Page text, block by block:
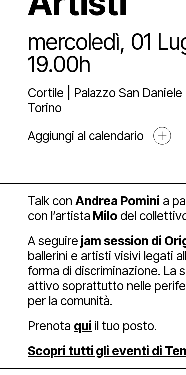
Blog
Facebook Instagram
mercoledì, 01
19.00h
Cortile | Palazzo San
Torino
Aggiungi al calendario
Talk con Andrea Pomini a
con l’artista Milo del
A seguire jam session di
ballerini e artisti visivi legati
forma di discriminazione. La
attivo soprattutto nelle
per la comunità.
Prenota qui il tuo posto.
Scopri tutti gli eventi di